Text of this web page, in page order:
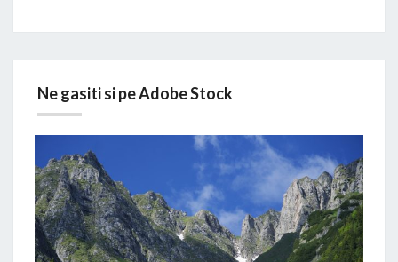
Ne gasiti si pe Adobe Stock